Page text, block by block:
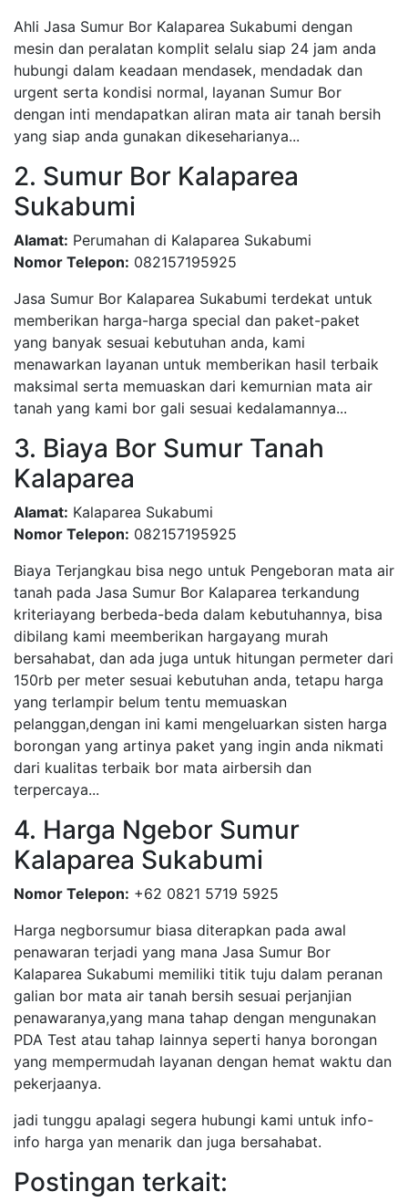
Ahli Jasa Sumur Bor Kalaparea Sukabumi dengan
mesin dan peralatan komplit selalu siap 24 jam anda
hubungi dalam keadaan mendasek, mendadak dan
urgent serta kondisi normal, layanan Sumur Bor
dengan inti mendapatkan aliran mata air tanah bersih
yang siap anda gunakan dikeseharianya...
2. Sumur Bor Kalaparea
Sukabumi
Alamat: Perumahan di Kalaparea Sukabumi
Nomor Telepon: 082157195925
Jasa Sumur Bor Kalaparea Sukabumi terdekat untuk
memberikan harga-harga special dan paket-paket
yang banyak sesuai kebutuhan anda, kami
menawarkan layanan untuk memberikan hasil terbaik
maksimal serta memuaskan dari kemurnian mata air
tanah yang kami bor gali sesuai kedalamannya...
3. Biaya Bor Sumur Tanah
Kalaparea
Alamat: Kalaparea Sukabumi
Nomor Telepon: 082157195925
Biaya Terjangkau bisa nego untuk Pengeboran mata air
tanah pada Jasa Sumur Bor Kalaparea terkandung
kriteriayang berbeda-beda dalam kebutuhannya, bisa
dibilang kami meemberikan hargayang murah
bersahabat, dan ada juga untuk hitungan permeter dari
150rb per meter sesuai kebutuhan anda, tetapu harga
yang terlampir belum tentu memuaskan
pelanggan,dengan ini kami mengeluarkan sisten harga
borongan yang artinya paket yang ingin anda nikmati
dari kualitas terbaik bor mata airbersih dan
terpercaya...
4. Harga Ngebor Sumur
Kalaparea Sukabumi
Nomor Telepon: +62 0821 5719 5925
Harga negborsumur biasa diterapkan pada awal
penawaran terjadi yang mana Jasa Sumur Bor
Kalaparea Sukabumi memiliki titik tuju dalam peranan
galian bor mata air tanah bersih sesuai perjanjian
penawaranya,yang mana tahap dengan mengunakan
PDA Test atau tahap lainnya seperti hanya borongan
yang mempermudah layanan dengan hemat waktu dan
pekerjaanya.
jadi tunggu apalagi segera hubungi kami untuk info-
info harga yan menarik dan juga bersahabat.
Postingan terkait: